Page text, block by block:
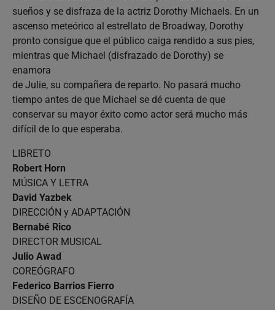
sueños y se disfraza de la actriz Dorothy Michaels. En un
ascenso meteórico al estrellato de Broadway, Dorothy
pronto consigue que el público caiga rendido a sus pies,
mientras que Michael (disfrazado de Dorothy) se
enamora
de Julie, su compañera de reparto. No pasará mucho
tiempo antes de que Michael se dé cuenta de que
conservar su mayor éxito como actor será mucho más
difícil de lo que esperaba.
LIBRETO
Robert Horn
MÚSICA Y LETRA
David Yazbek
DIRECCIÓN y ADAPTACIÓN
Bernabé Rico
DIRECTOR MUSICAL
Julio Awad
COREÓGRAFO
Federico Barrios Fierro
DISEÑO DE ESCENOGRAFÍA